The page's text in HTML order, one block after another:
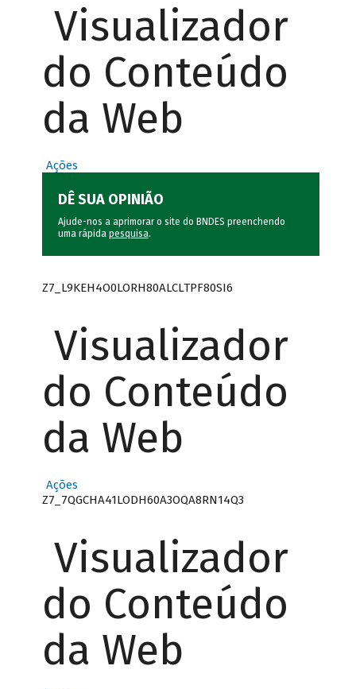
Visualizador
do Conteúdo
da Web
Ações
DÊ SUA OPINIÃO
Ajude-nos a aprimorar o site do BNDES preenchendo
uma rápida pesquisa.
Z7_L9KEH4O0LORH80ALCLTPF80SI6
Visualizador
do Conteúdo
da Web
Ações
Z7_7QGCHA41LODH60A3OQA8RN14Q3
Visualizador
do Conteúdo
da Web